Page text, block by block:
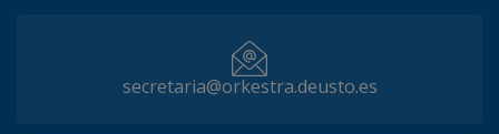
secretaria@orkestra.deusto.es